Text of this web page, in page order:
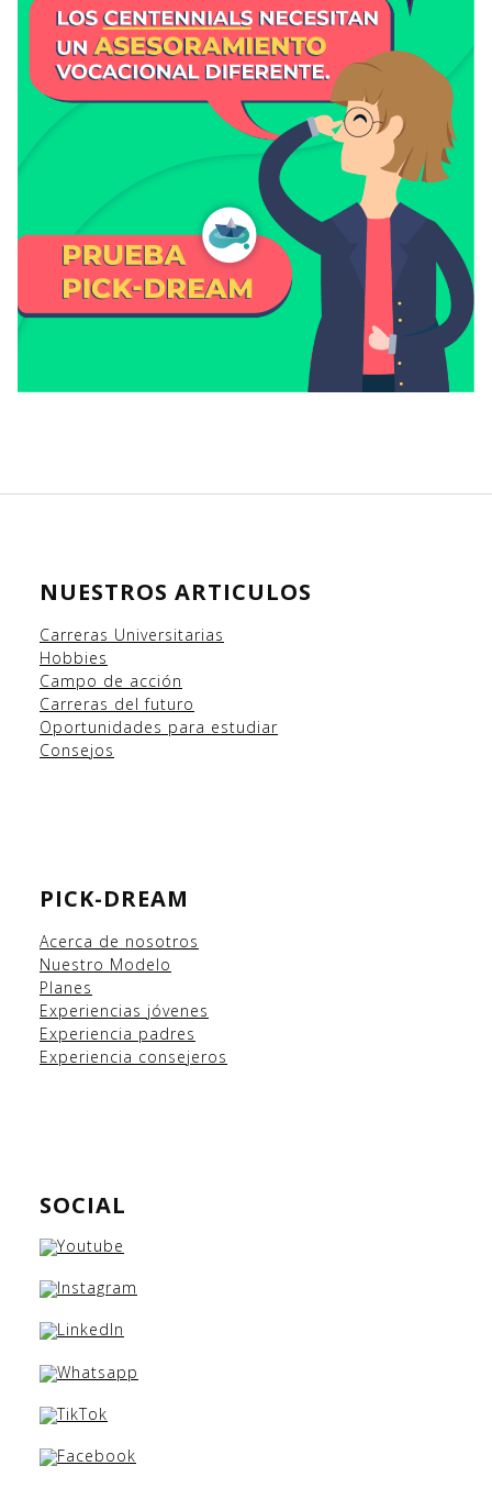
NUESTROS ARTICULOS
Carreras Universitarias
Hobbies
Campo de acción
Carreras del futuro
Oportunidades para estudiar
Consejos
PICK-DREAM
Acerca de nosotros
Nuestro Modelo
Planes
Experiencias jóvenes
Experiencia padres
Experiencia consejeros
SOCIAL